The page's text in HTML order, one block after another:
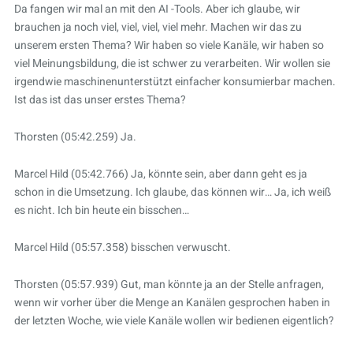
Da fangen wir mal an mit den AI -Tools. Aber ich glaube, wir
brauchen ja noch viel, viel, viel, viel mehr. Machen wir das zu
unserem ersten Thema? Wir haben so viele Kanäle, wir haben so
viel Meinungsbildung, die ist schwer zu verarbeiten. Wir wollen sie
irgendwie maschinenunterstützt einfacher konsumierbar machen.
Ist das ist das unser erstes Thema?
Thorsten (05:42.259) Ja.
Marcel Hild (05:42.766) Ja, könnte sein, aber dann geht es ja
schon in die Umsetzung. Ich glaube, das können wir… Ja, ich weiß
es nicht. Ich bin heute ein bisschen…
Marcel Hild (05:57.358) bisschen verwuscht.
Thorsten (05:57.939) Gut, man könnte ja an der Stelle anfragen,
wenn wir vorher über die Menge an Kanälen gesprochen haben in
der letzten Woche, wie viele Kanäle wollen wir bedienen eigentlich?